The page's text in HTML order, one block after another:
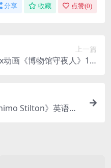
分享 收藏 点赞(0)
上一篇
画《博物馆守夜人》1-4
Stilton》英语原